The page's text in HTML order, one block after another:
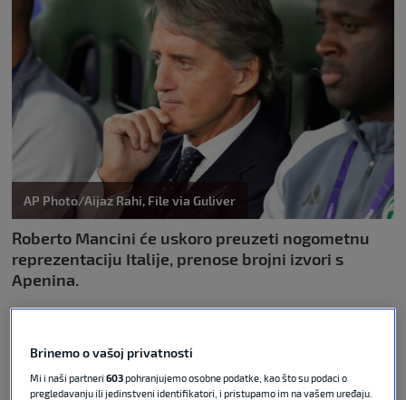
AP Photo/Aijaz Rahi, File via Guliver
Roberto Mancini će uskoro preuzeti nogometnu
reprezentaciju Italije, prenose brojni izvori s
Apenina.
Gianlucu Di Marzia, tvrde da je povratak
gotovo sigurna stvar te da će uskoro naslijediti
Silvija Baldinija.
Brinemo o vašoj privatnosti
Mi i naši partneri603pohranjujemo osobne podatke, kao što su podaci o
pregledavanju ili jedinstveni identifikatori, i pristupamo im na vašem uređaju.